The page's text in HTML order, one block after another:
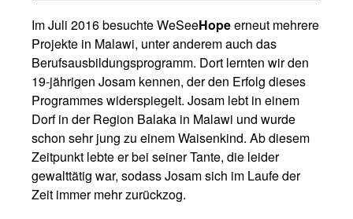
Im Juli 2016 besuchte WeSeeHopeerneut mehrere
Projekte in Malawi, unter anderem auch das
Berufsausbildungsprogramm. Dort lernten wir den
19-jährigen Josam kennen, der den Erfolg dieses
Programmes widerspiegelt. Josam lebt in einem
Dorf in der Region Balaka in Malawi und wurde
schon sehr jung zu einem Waisenkind. Ab diesem
Zeitpunkt lebte er bei seiner Tante, die leider
gewalttätig war, sodass Josam sich im Laufe der
Zeit immer mehr zurückzog.